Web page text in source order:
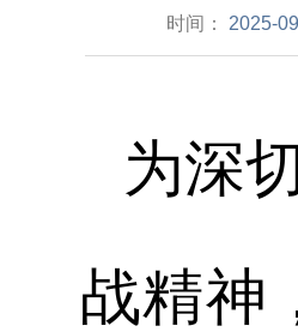
时间： 2025-
为深
战精神